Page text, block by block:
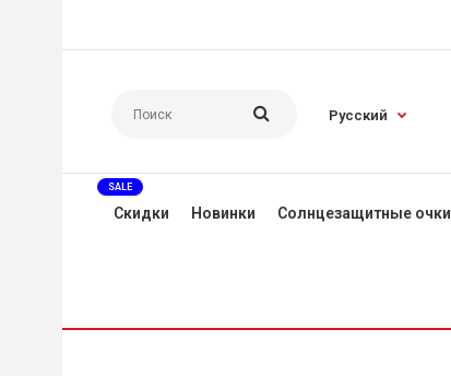
Русский
Скидки
SALE
Новинки Солнцезащитные очки